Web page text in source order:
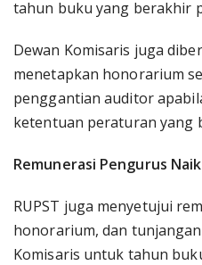
tahun buku yang berakhir
Dewan Komisaris juga
menetapkan honorarium
penggantian auditor
ketentuan peraturan yang
Remunerasi Pengurus
RUPST juga menyetujui
honorarium, dan
Komisaris untuk tahun